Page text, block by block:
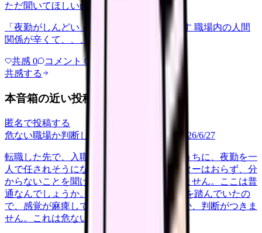
ただ聞いてほしいrelationships 2026/6/13
「夜勤がしんどい」について相談したいです 職場内の人間
関係が辛くて、、、
共感 0 コメント0
共感する
本音箱の近い投稿
匿名で投稿する
危ない職場か判断してほしい
career-growth 2026/6/27
転職した先で、入職して二ヶ月も経たないうちに、夜勤を一
人で任されそうになっています。プリセプターはおらず、分
からないことを聞ける相手も日によっていません。ここは普
通なんでしょうか。 前の職場はもっと段階を踏んでいたの
で、感覚が麻痺しているのか自分が甘いのか、判断がつきま
せん。これは危ない環境なのか…